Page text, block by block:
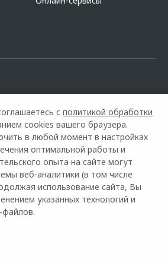
предоставляет АО Альфа-Банк. ИНН
и не является публичной
+7 (8452) 42-80-46
с политикой обработки
cookies вашего браузера.
в любой момент в настройках
оптимальной работы и
опыта на сайте могут
веб-аналитики (в том числе
использование сайта, Вы
указанных технологий и